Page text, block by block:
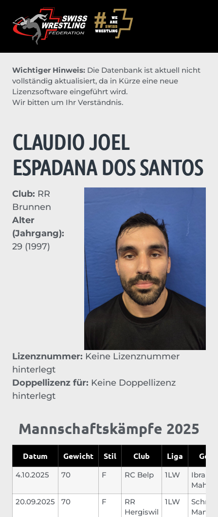
Wichtiger Hinweis: Die Datenbank ist aktuell nicht
vollständig aktualisiert, da in Kürze eine neue
Lizenzsoftware eingeführt wird.
Wir bitten um Ihr Verständnis.
CLAUDIO JOEL
ESPADANA DOS SANTOS
Club: RR
Brunnen
Alter
(Jahrgang):
29 (1997)
Lizenznummer: Keine Lizenznummer
hinterlegt
Doppellizenz für: Keine Doppellizenz
hinterlegt
Mannschaftskämpfe 2025
Datum Gewicht Stil Club Liga
4.10.2025 70 F RC Belp 1LW
20.09.2025
70 F
RR
Hergiswil
1LW
Marvin